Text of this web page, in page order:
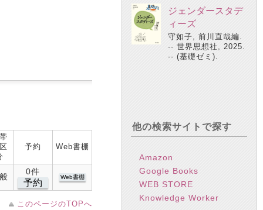
予約 Web書棚
0件
予約
Web書棚
このページのTOPへ
ジェンダースタデ
ィーズ
守如子, 前川直哉編.
-- 世界思想社, 2025.
-- (基礎ゼミ).
他の検索サイトで探す
Amazon
Google Books
WEB STORE
Knowledge Worker